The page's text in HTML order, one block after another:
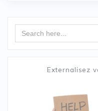
Externalisez